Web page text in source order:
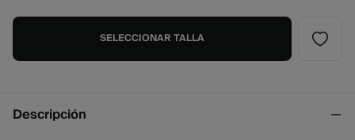
SELECCIONAR TALLA
Descripción